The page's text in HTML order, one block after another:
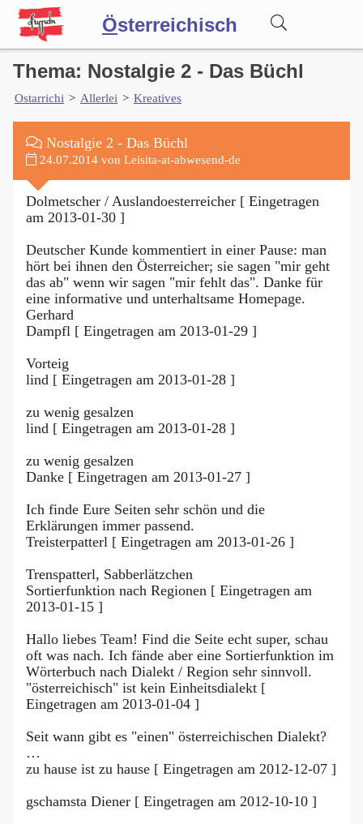
Österreichisch
Wörterbuch
Forum
Blog
Thema: Nostalgie 2 - Das Büchl
Ostarrichi > Allerlei > Kreatives
Nostalgie 2 - Das Büchl
24.07.2014 von Leisita-at-abwesend-de
Dolmetscher / Auslandoesterreicher [ Eingetragen
am 2013-01-30 ]
Deutscher Kunde kommentiert in einer Pause: man
hört bei ihnen den Österreicher; sie sagen "mir geht
das ab" wenn wir sagen "mir fehlt das". Danke für
eine informative und unterhaltsame Homepage.
Gerhard
Dampfl [ Eingetragen am 2013-01-29 ]
Vorteig
lind [ Eingetragen am 2013-01-28 ]
zu wenig gesalzen
lind [ Eingetragen am 2013-01-28 ]
zu wenig gesalzen
Danke [ Eingetragen am 2013-01-27 ]
Ich finde Eure Seiten sehr schön und die
Erklärungen immer passend.
Treisterpatterl [ Eingetragen am 2013-01-26 ]
Trenspatterl, Sabberlätzchen
Sortierfunktion nach Regionen [ Eingetragen am
2013-01-15 ]
Hallo liebes Team! Find die Seite echt super, schau
oft was nach. Ich fände aber eine Sortierfunktion im
Wörterbuch nach Dialekt / Region sehr sinnvoll.
"österreichisch" ist kein Einheitsdialekt [
Eingetragen am 2013-01-04 ]
Seit wann gibt es "einen" österreichischen Dialekt?
…
zu hause ist zu hause [ Eingetragen am 2012-12-07 ]
gschamsta Diener [ Eingetragen am 2012-10-10 ]